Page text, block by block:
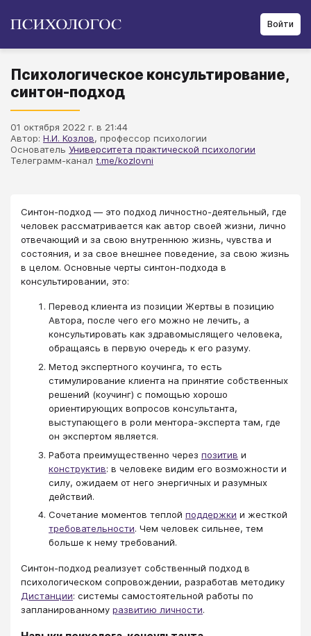
Войти
Психологическое консультирование,
синтон-подход
01 октября 2022 г. в 21:44
Автор: Н.И. Козлов, профессор психологии
Основатель Университета практической психологии
Телеграмм-канал t.me/kozlovni
Синтон-подход — это подход личностно-деятельный, где
человек рассматривается как автор своей жизни, лично
отвечающий и за свою внутреннюю жизнь, чувства и
состояния, и за свое внешнее поведение, за свою жизнь
в целом. Основные черты синтон-подхода в
консультировании, это:
Перевод клиента из позиции Жертвы в позицию
Автора, после чего его можно не лечить, а
консультировать как здравомыслящего человека,
обращаясь в первую очередь к его разуму.
Метод экспертного коучинга, то есть
стимулирование клиента на принятие собственных
решений (коучинг) с помощью хорошо
ориентирующих вопросов консультанта,
выступающего в роли ментора-эксперта там, где
он экспертом является.
Работа преимущественно через позитив и
конструктив: в человеке видим его возможности и
силу, ожидаем от него энергичных и разумных
действий.
Сочетание моментов теплой поддержки и жесткой
требовательности. Чем человек сильнее, тем
больше к нему требований.
Синтон-подход реализует собственный подход в
психологическом сопровождении, разработав методику
Дистанции: системы самостоятельной работы по
запланированному развитию личности.